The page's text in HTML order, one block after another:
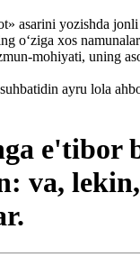
asarini yozishda
o‘ziga xos
mohiyati, uning
ayru lola
e'tibor
va,